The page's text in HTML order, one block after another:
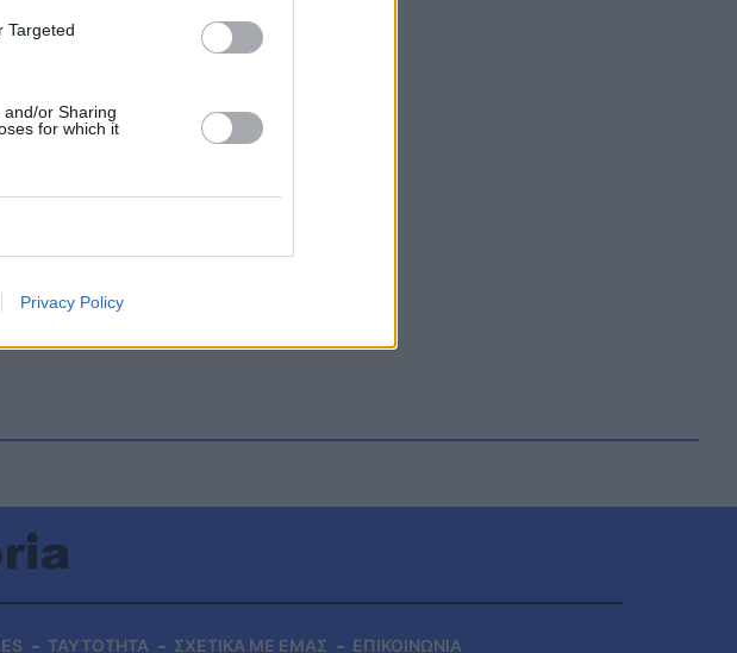
Targeted
or Sharing
for which it
Privacy Policy
η
το βρέφος
μέτρα κατά
η εκπομπή
ως
ΤΑΥΤΟΤΗΤΑ ΣΧΕΤΙΚΑ ΜΕ ΕΜΑΣ ΕΠΙΚΟΙΝΩΝΙΑ